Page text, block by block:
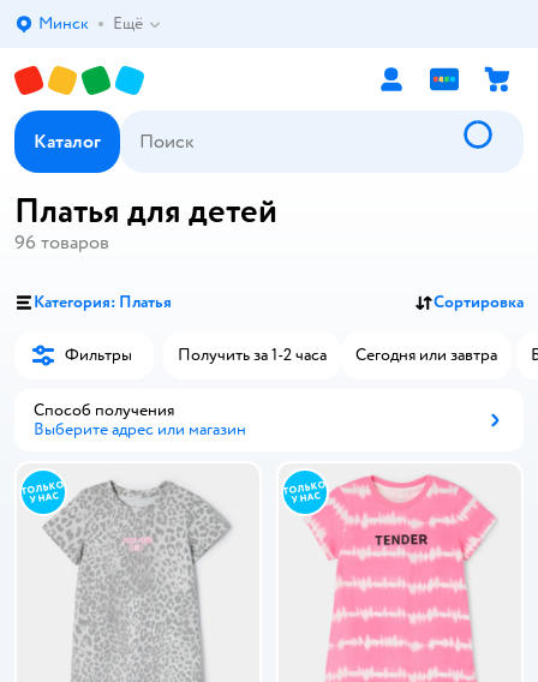
Выбор адреса доставки.
Минск Ещё
Каталог
Платья для детей
96 товаров
Категория: Платья Сортировка
Фильтры Получить за 1-2 часа Сегодня или завтра
Способ получения
Выберите адрес или магазин